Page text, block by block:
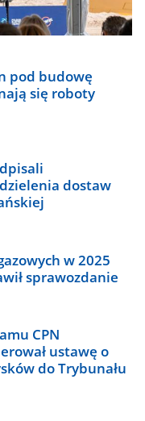
pod budowę
się roboty
dostaw
w 2025
sprawozdanie
CPN
ustawę o
do Trybunału